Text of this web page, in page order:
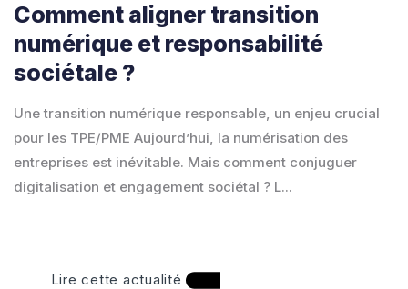
Comment aligner transition
numérique et responsabilité
sociétale ?
Une transition numérique responsable, un enjeu crucial
pour les TPE/PME Aujourd’hui, la numérisation des
entreprises est inévitable. Mais comment conjuguer
digitalisation et engagement sociétal ? L...
Lire cette actualité